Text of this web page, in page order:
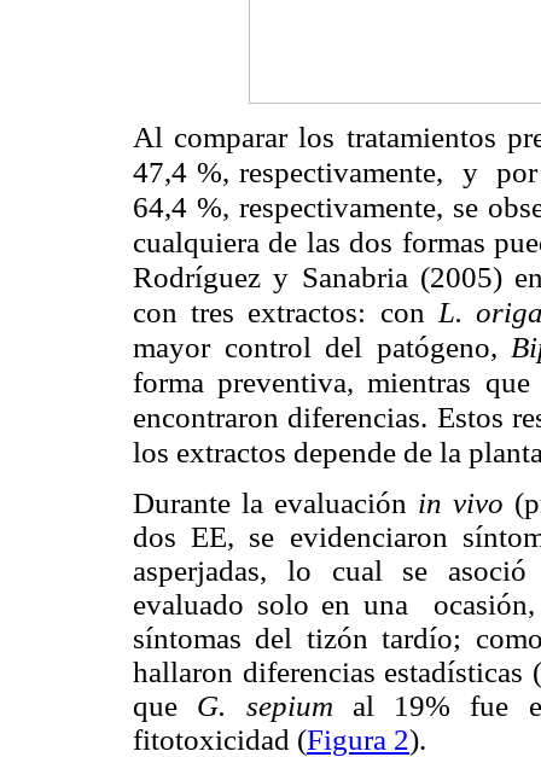
Al comparar los tratamientos
47,4 %, respectivamente, y
64,4 %, respectivamente, se
cualquiera de las dos formas
Rodríguez y Sanabria (2005)
con tres extractos: con L.
mayor control del patógeno,
forma preventiva, mientras
encontraron diferencias. Estos
los extractos depende de la
Durante la evaluación in vivo
dos EE, se evidenciaron
asperjadas, lo cual se
evaluado solo en una
síntomas del tizón tardío;
hallaron diferencias estadísticas
que G. sepium al 19% fue
fitotoxicidad (Figura 2).